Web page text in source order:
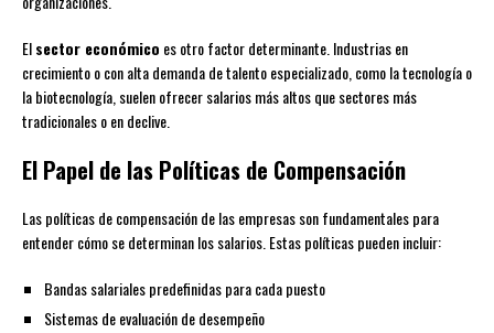
Elsector económico es otro factor determinante. Industrias en
crecimiento o con alta demanda de talento especializado, como la tecnología o
la biotecnología, suelen ofrecer salarios más altos que sectores más
tradicionales o en declive.
El Papel de las Políticas de Compensación
Las políticas de compensación de las empresas son fundamentales para
entender cómo se determinan los salarios. Estas políticas pueden incluir:
Bandas salariales predefinidas para cada puesto
Sistemas de evaluación de desempeño